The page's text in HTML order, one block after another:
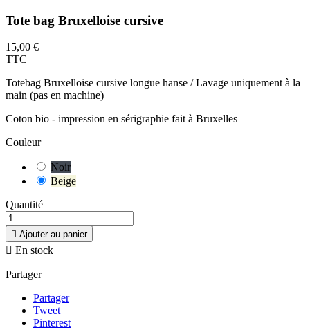
Tote bag Bruxelloise cursive
15,00 €
TTC
Totebag Bruxelloise cursive longue hanse / Lavage uniquement à la
main (pas en machine)
Coton bio - impression en sérigraphie fait à Bruxelles
Couleur
Noir
Beige
Quantité
 Ajouter au panier
 En stock
Partager
Partager
Tweet
Pinterest